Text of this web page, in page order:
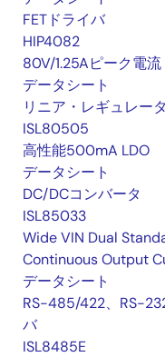
FETドライバ
HIP4082
80V/1.25Aピーク電
データシート
リニア・レギュレー
ISL80505
高性能500mA LDO
データシート
DC/DCコンバータ
ISL85033
Wide VIN Dual
Continuous Output
データシート
RS-485/422、RS-
バ
ISL8485E